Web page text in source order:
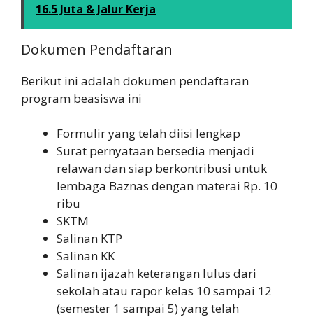
16.5 Juta & Jalur Kerja
Dokumen Pendaftaran
Berikut ini adalah dokumen pendaftaran
program beasiswa ini
Formulir yang telah diisi lengkap
Surat pernyataan bersedia menjadi
relawan dan siap berkontribusi untuk
lembaga Baznas dengan materai Rp. 10
ribu
SKTM
Salinan KTP
Salinan KK
Salinan ijazah keterangan lulus dari
sekolah atau rapor kelas 10 sampai 12
(semester 1 sampai 5) yang telah